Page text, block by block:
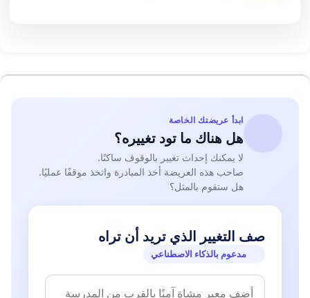
ابدأ عريضتك الخاصة
هل هناك ما تود تغييره؟
لا يمكنك إحداث تغيير بالوقوف ساكنًا.
صاحب هذه العريضة أخذ المبادرة واتخذ موقفًا عمليًا.
هل ستقوم بالمثل؟
صف التغيير الذي تريد أن تراه
مدعوم بالذكاء الاصطناعي